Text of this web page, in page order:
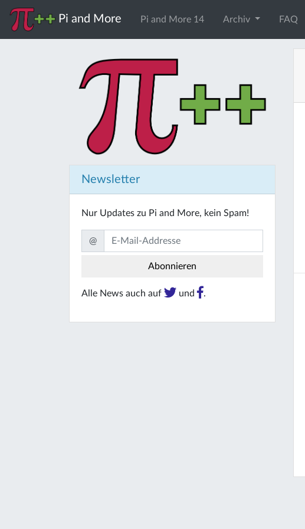
Pi and More Pi and More 14 Archiv FAQ
Newsletter
Nur Updates zu Pi and More, kein Spam!
@
Alle News auch auf und .